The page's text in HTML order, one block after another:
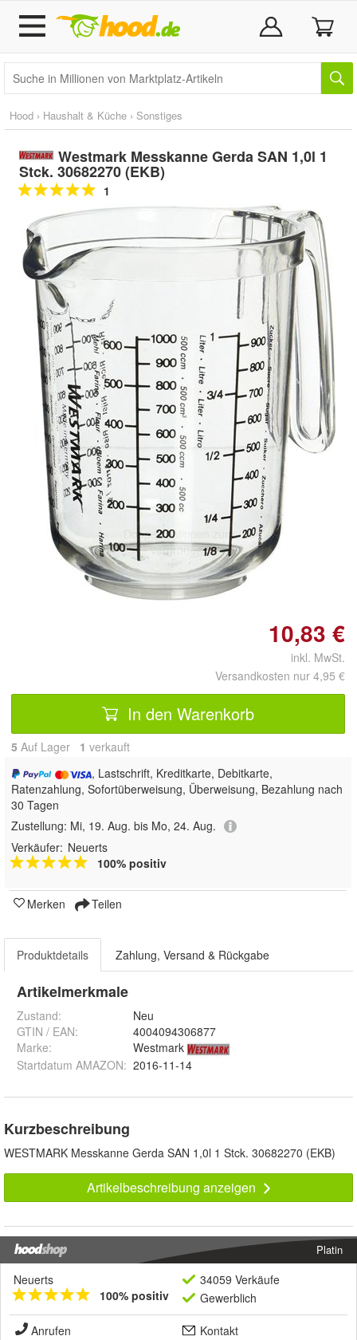
Hood › Haushalt & Küche › Sonstiges
Westmark Messkanne Gerda SAN 1,0l 1
Stck. 30682270 (EKB)
1
Doppelt antippen zum
vergrößern
10,83 €
inkl. MwSt.
Versandkosten nur 4,95 €
In den Warenkorb
5 Auf Lager 1 verkauft
, Lastschrift, Kreditkarte, Debitkarte,
Ratenzahlung, Sofortüberweisung, Überweisung, Bezahlung nach
30 Tagen
Zustellung: Mi, 19. Aug. bis Mo, 24. Aug.
Verkäufer: Neuerts
100% positiv
Merken Teilen
Produktdetails Zahlung, Versand & Rückgabe
Artikelmerkmale
Zustand:
Neu
GTIN / EAN:
4004094306877
Marke:
Westmark
Startdatum AMAZON: 2016-11-14
Kurzbeschreibung
WESTMARK Messkanne Gerda SAN 1,0l 1 Stck. 30682270 (EKB)
Artikelbeschreibung anzeigen
Platin
Neuerts
100% positiv
34059 Verkäufe
Gewerblich
Anrufen
Kontakt